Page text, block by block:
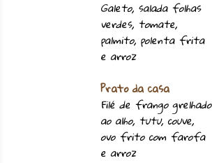
Galeto, salada folhas
verdes, tomate,
palmito, polenta frita
e arroz
Prato da casa
Filé de frango grelhado
ao alho, tutu, couve,
ovo frito com farofa
e arroz